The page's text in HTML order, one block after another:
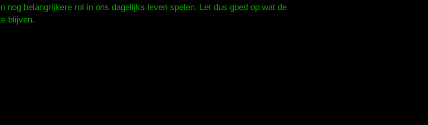
belangrijkere rol in ons dagelijks leven spelen. Let dus goed op wat de
blijven.